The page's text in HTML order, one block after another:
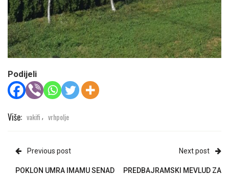
Podijeli
Više: vakifi , vrhpolje
Previous post
POKLON UMRA IMAMU SENAD
Next post
PREDBAJRAMSKI MEVLUD ZA